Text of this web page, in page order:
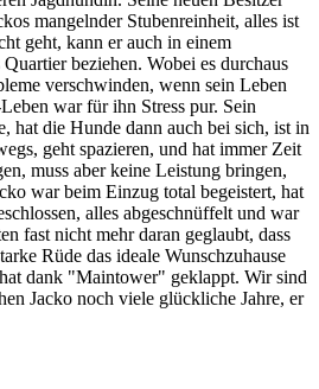
mangelnder Stubenreinheit, alles ist
geht, kann er auch in einem
beziehen. Wobei es durchaus
verschwinden, wenn sein Leben
war für ihn Stress pur. Sein
hat die Hunde dann auch bei sich, ist in
geht spazieren, und hat immer Zeit
muss aber keine Leistung bringen,
war beim Einzug total begeistert, hat
alles abgeschnüffelt und war
fast nicht mehr daran geglaubt, dass
Rüde das ideale Wunschzuhause
dank "Maintower" geklappt. Wir sind
Jacko noch viele glückliche Jahre, er